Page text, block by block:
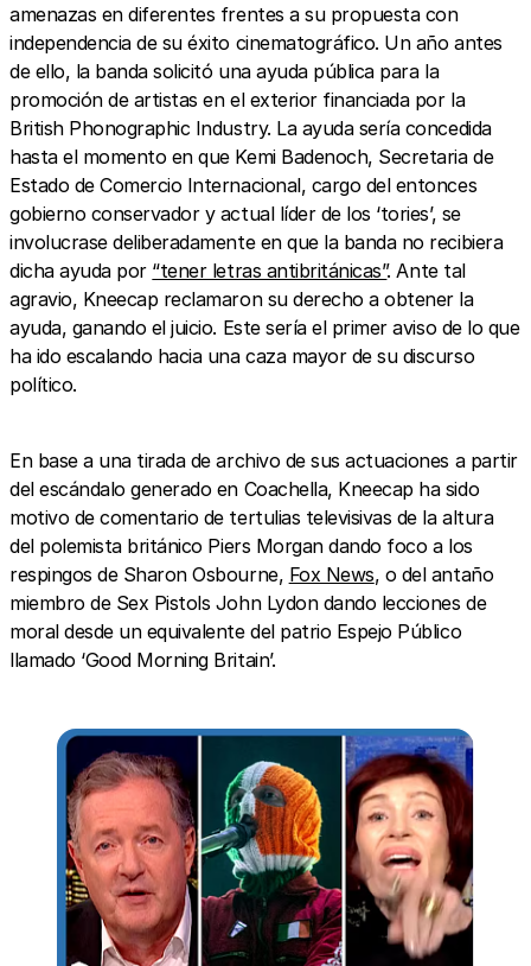
amenazas en diferentes frentes a su propuesta con
independencia de su éxito cinematográfico. Un año antes
de ello, la banda solicitó una ayuda pública para la
promoción de artistas en el exterior financiada por la
British Phonographic Industry. La ayuda sería concedida
hasta el momento en que Kemi Badenoch, Secretaria de
Estado de Comercio Internacional, cargo del entonces
gobierno conservador y actual líder de los ‘tories’, se
involucrase deliberadamente en que la banda no recibiera
dicha ayuda por “tener letras antibritánicas”. Ante tal
agravio, Kneecap reclamaron su derecho a obtener la
ayuda, ganando el juicio. Este sería el primer aviso de lo que
ha ido escalando hacia una caza mayor de su discurso
político.
En base a una tirada de archivo de sus actuaciones a partir
del escándalo generado en Coachella, Kneecap ha sido
motivo de comentario de tertulias televisivas de la altura
del polemista británico Piers Morgan dando foco a los
respingos de Sharon Osbourne, Fox News, o del antaño
miembro de Sex Pistols John Lydon dando lecciones de
moral desde un equivalente del patrio Espejo Público
llamado ‘Good Morning Britain’.